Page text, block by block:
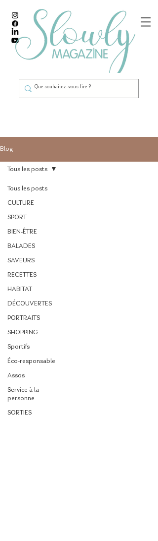
Blog
Tous les posts
CULTURE
SPORT
BIEN-ÊTRE
BALADES
SAVEURS
RECETTES
HABITAT
DÉCOUVERTES
PORTRAITS
SHOPPING
Sportifs
Éco-responsable
Assos
Service à la
personne
SORTIES
Tous les posts